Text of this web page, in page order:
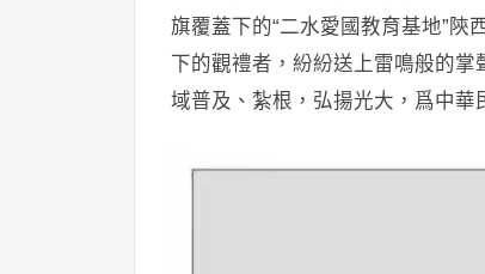
旗覆蓋下的“二水愛國教育基地”
下的觀禮者，紛紛送上雷鳴般的
域普及、紮根，弘揚光大，爲中華